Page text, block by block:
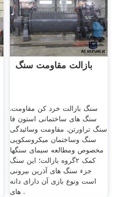
بازالت مقاومت سنگ
سنگ بازالت خرد کن مقاومت.
سنگ های ساختمانی استون فا
سنگ تراورتن. مقاومت وسائیدگی
سنگ وساختمان میکروسکوپی
مخصوص ومطالعه سیمای سنگها
کمک ۲گروه بازالت؛ این سنگ
جزء سنگ های آذرین بیرونی
است ونوع بازی آن دارای دانه
های .